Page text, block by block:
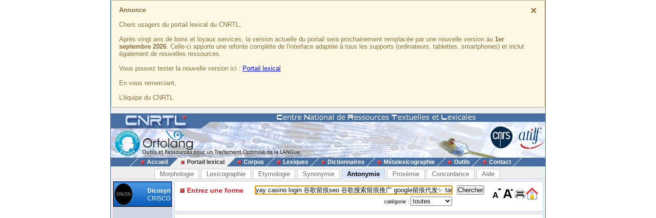
×
Annonce
Chers usagers du portail lexical du CNRTL,
Après vingt ans de bons et loyaux services, la version actuelle du portail sera prochainement remplacée par une nouvelle version au 1er
septembre 2026. Celle-ci apporte une refonte complète de l'interface adaptée à tous les supports (ordinateurs, tablettes, smartphones) et inclut
également de nouvelles ressources.
Vous pouvez tester la nouvelle version ici : Portail lexical
En vous remerciant,
L'équipe du CNRTL
Accueil Portail lexical Corpus Lexiques Dictionnaires Métalexicographie Outils Contact
Morphologie Lexicographie Etymologie Synonymie Antonymie Proxémie Concordance Aide
Dicosyn
CRISCO
Entrez une forme
catégorie :